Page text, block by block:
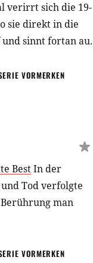
verirrt sich die 19-
sie direkt in die
sinnt fortan auf
VORMERKEN
BestIn der
Tod verfolgte
man
VORMERKEN